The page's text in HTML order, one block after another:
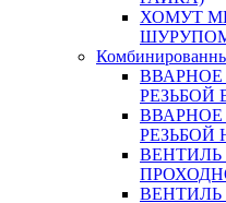
ХОМУТ
РЕЗЬБОЙ